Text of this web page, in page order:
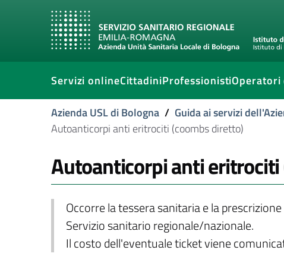
Servizi onlineCittadiniProfessionistiOperatori
Azienda USL di Bologna / Guida ai servizi
Autoanticorpi anti eritrociti (coombs diretto)
Autoanticorpi anti
Occorre la tessera sanitaria e la
Servizio sanitario regionale/nazionale.
Il costo dell'eventuale ticket viene